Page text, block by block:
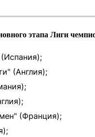
этапа Лиги
(Англия);
(Франция);